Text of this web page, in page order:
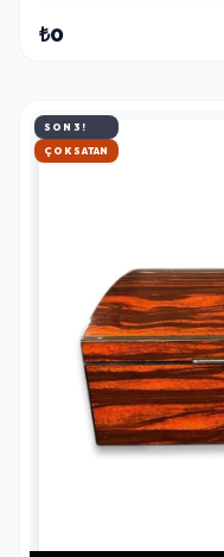
₺0
SON 3!
HIZLI KARGO